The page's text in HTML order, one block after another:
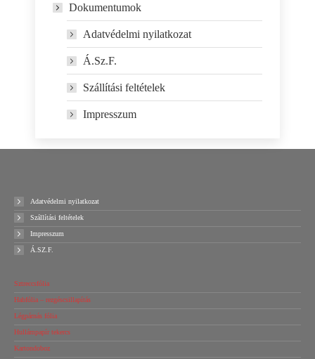
Dokumentumok
Adatvédelmi nyilatkozat
Á.Sz.F.
Szállítási feltételek
Impresszum
Adatvédelmi nyilatkozat
Szállítási feltételek
Impresszum
Á.SZ.F.
Sztreccsfólia
Habfólia – rezgéscsillapítás
Légpárnás fólia
Hullámpapír tekercs
Kartondoboz